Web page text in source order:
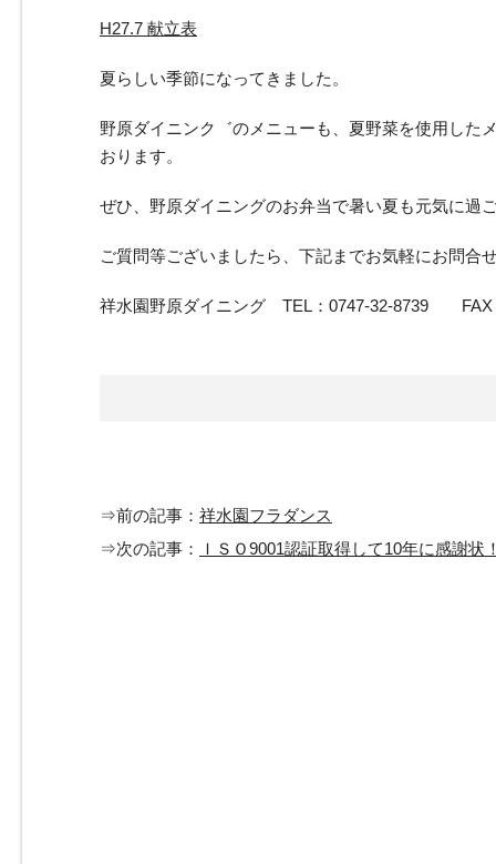
H27.7 献立表
夏らしい季節になってきました。
野原ダイニンク゛のメニューも、夏野菜を使用した
おります。
ぜひ、野原ダイニングのお弁当で暑い夏も元気に過
ご質問等ございましたら、下記までお気軽にお問合
祥水園野原ダイニング TEL：0747-32-8739 FAX
⇒前の記事： 祥水園フラダンス
⇒次の記事：
ＩＳＯ9001認証取得して10年に感謝状